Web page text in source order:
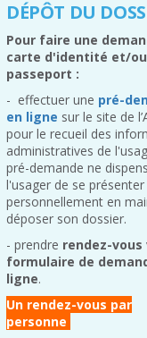
DÉPÔT DU
Pour faire une
carte d'identité et/
passeport :
- effectuer une pré-
en ligne sur le site de
pour le recueil des
administratives de
pré-demande ne
l'usager de se présenter
personnellement en
déposer son dossier.
- prendre rendez-vous
formulaire de
ligne.
Un rendez-vous par
personne